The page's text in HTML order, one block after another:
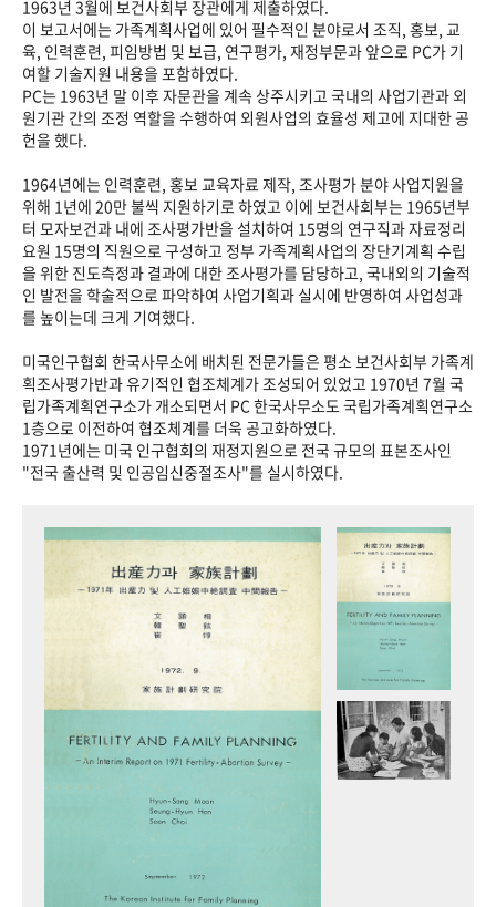
1963년 3월에 보건사회부 장관에게 제출하였다.
이 보고서에는 가족계획사업에 있어 필수적인 분야로서 조직, 홍보, 교
육, 인력훈련, 피임방법 및 보급, 연구평가, 재정부문과 앞으로 PC가 기
여할 기술지원 내용을 포함하였다.
PC는 1963년 말 이후 자문관을 계속 상주시키고 국내의 사업기관과 외
원기관 간의 조정 역할을 수행하여 외원사업의 효율성 제고에 지대한 공
헌을 했다.
1964년에는 인력훈련, 홍보 교육자료 제작, 조사평가 분야 사업지원을
위해 1년에 20만 불씩 지원하기로 하였고 이에 보건사회부는 1965년부
터 모자보건과 내에 조사평가반을 설치하여 15명의 연구직과 자료정리
요원 15명의 직원으로 구성하고 정부 가족계획사업의 장단기계획 수립
을 위한 진도측정과 결과에 대한 조사평가를 담당하고, 국내외의 기술적
인 발전을 학술적으로 파악하여 사업기획과 실시에 반영하여 사업성과
를 높이는데 크게 기여했다.
미국인구협회 한국사무소에 배치된 전문가들은 평소 보건사회부 가족계
획조사평가반과 유기적인 협조체계가 조성되어 있었고 1970년 7월 국
립가족계획연구소가 개소되면서 PC 한국사무소도 국립가족계획연구소
1층으로 이전하여 협조체계를 더욱 공고화하였다.
1971년에는 미국 인구협회의 재정지원으로 전국 규모의 표본조사인
"전국 출산력 및 인공임신중절조사"를 실시하였다.